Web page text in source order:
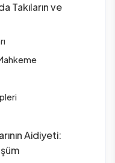
Takıların ve
Aidiyeti: